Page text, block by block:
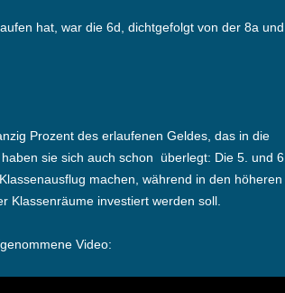
hat, war die 6d, dichtgefolgt von der 8a
Prozent des erlaufenen Geldes, das in die
sie sich auch schon überlegt: Die 5. und 6.
machen, während in den höheren
Klassenräume investiert werden soll.
Video: